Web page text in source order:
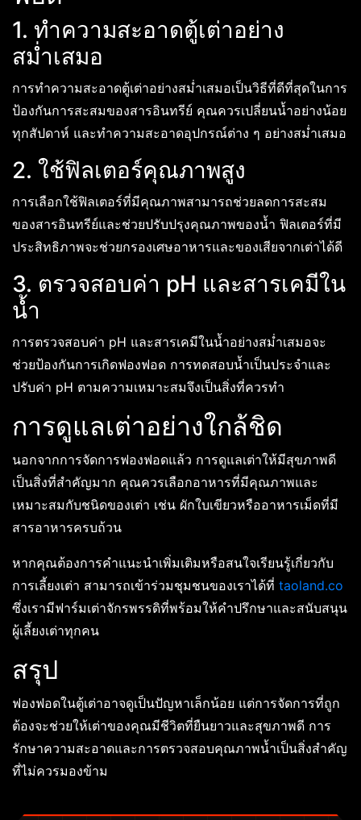
1. ทำความสะอาดตู้เต่าอย่าง
สม่ำเสมอ
การทำความสะอาดตู้เต่าอย่างสม่ำเสมอเป็นวิธีที่ดีที่สุดในการ
ป้องกันการสะสมของสารอินทรีย์ คุณควรเปลี่ยนน้ำอย่างน้อย
ทุกสัปดาห์ และทำความสะอาดอุปกรณ์ต่าง ๆ อย่างสม่ำเสมอ
2. ใช้ฟิลเตอร์คุณภาพสูง
การเลือกใช้ฟิลเตอร์ที่มีคุณภาพสามารถช่วยลดการสะสม
ของสารอินทรีย์และช่วยปรับปรุงคุณภาพของน้ำ ฟิลเตอร์ที่มี
ประสิทธิภาพจะช่วยกรองเศษอาหารและของเสียจากเต่าได้ดี
3. ตรวจสอบค่า pH และสารเคมีใน
น้ำ
การตรวจสอบค่า pH และสารเคมีในน้ำอย่างสม่ำเสมอจะ
ช่วยป้องกันการเกิดฟองฟอด การทดสอบน้ำเป็นประจำและ
ปรับค่า pH ตามความเหมาะสมจึงเป็นสิ่งที่ควรทำ
การดูแลเต่าอย่างใกล้ชิด
นอกจากการจัดการฟองฟอดแล้ว การดูแลเต่าให้มีสุขภาพดี
เป็นสิ่งที่สำคัญมาก คุณควรเลือกอาหารที่มีคุณภาพและ
เหมาะสมกับชนิดของเต่า เช่น ผักใบเขียวหรืออาหารเม็ดที่มี
สารอาหารครบถ้วน
หากคุณต้องการคำแนะนำเพิ่มเติมหรือสนใจเรียนรู้เกี่ยวกับ
การเลี้ยงเต่า สามารถเข้าร่วมชุมชนของเราได้ที่ taoland.co
ซึ่งเรามีฟาร์มเต่าจักรพรรดิที่พร้อมให้คำปรึกษาและสนับสนุน
ผู้เลี้ยงเต่าทุกคน
สรุป
ฟองฟอดในตู้เต่าอาจดูเป็นปัญหาเล็กน้อย แต่การจัดการที่ถูก
ต้องจะช่วยให้เต่าของคุณมีชีวิตที่ยืนยาวและสุขภาพดี การ
รักษาความสะอาดและการตรวจสอบคุณภาพน้ำเป็นสิ่งสำคัญ
ที่ไม่ควรมองข้าม